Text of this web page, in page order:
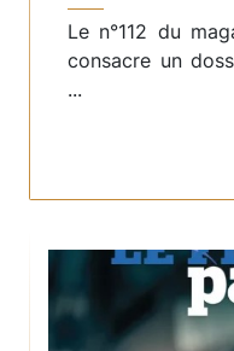
Le n°112 du
consacre un
...